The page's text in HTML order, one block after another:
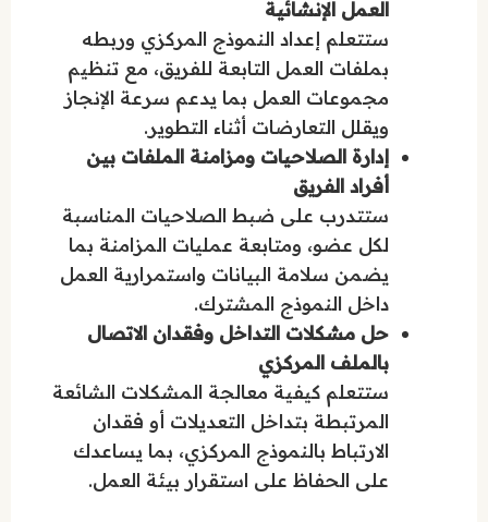
العمل الإنشائية
ستتعلم إعداد النموذج المركزي وربطه
بملفات العمل التابعة للفريق، مع تنظيم
مجموعات العمل بما يدعم سرعة الإنجاز
ويقلل التعارضات أثناء التطوير.
إدارة الصلاحيات ومزامنة الملفات بين
أفراد الفريق
ستتدرب على ضبط الصلاحيات المناسبة
لكل عضو، ومتابعة عمليات المزامنة بما
يضمن سلامة البيانات واستمرارية العمل
داخل النموذج المشترك.
حل مشكلات التداخل وفقدان الاتصال
بالملف المركزي
ستتعلم كيفية معالجة المشكلات الشائعة
المرتبطة بتداخل التعديلات أو فقدان
الارتباط بالنموذج المركزي، بما يساعدك
على الحفاظ على استقرار بيئة العمل.